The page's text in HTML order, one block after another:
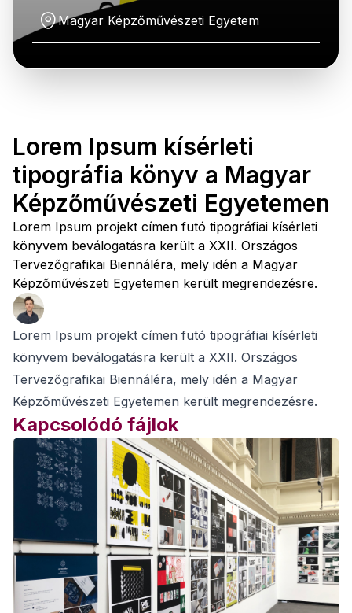
Magyar Képzőművészeti Egyetem
Lorem Ipsum kísérleti
tipográfia könyv a Magyar
Képzőművészeti Egyetemen
Lorem Ipsum projekt címen futó tipográfiai kísérleti
könyvem beválogatásra került a XXII. Országos
Tervezőgrafikai Biennáléra, mely idén a Magyar
Képzőművészeti Egyetemen került megrendezésre.
Lorem Ipsum projekt címen futó tipográfiai kísérleti
könyvem beválogatásra került a XXII. Országos
Tervezőgrafikai Biennáléra, mely idén a Magyar
Képzőművészeti Egyetemen került megrendezésre.
Kapcsolódó fájlok